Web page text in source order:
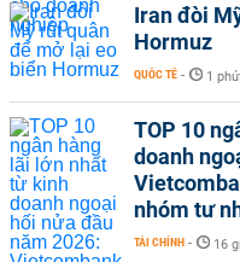
Iran đòi
Hormuz
QUỐC TẾ - 1
TOP 10
doanh
nhóm tư
TÀI CHÍNH - 16